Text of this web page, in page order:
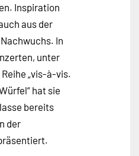
Inspiration
aus der
In
unter
„vis-à-vis.
hat sie
bereits
der